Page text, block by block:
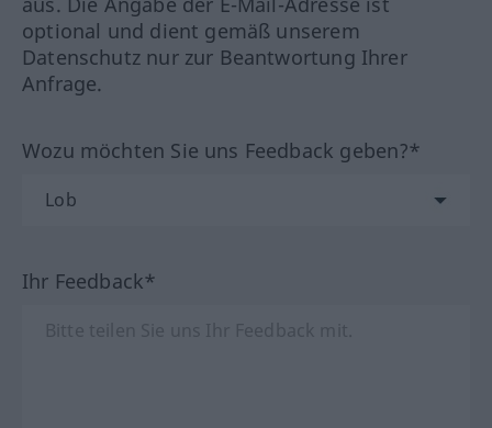
optional und dient gemäß unserem
Datenschutz nur zur Beantwortung Ihrer
Anfrage.
Wozu möchten Sie uns Feedback geben?*
Ihr Feedback*